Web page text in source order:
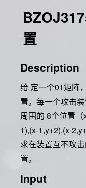
置
Description
给 定一个01矩阵
置。每一个攻击
周围的 8个位置
1),(x-1,y+2),(x-
求在装置互不攻
置。
Input